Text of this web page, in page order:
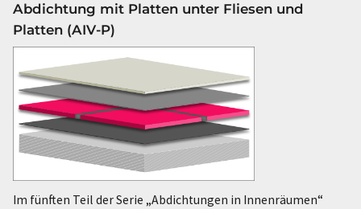
Abdichtung mit Platten unter Fliesen und
Platten (AIV-P)
Im fünften Teil der Serie „Abdichtungen in Innenräumen“